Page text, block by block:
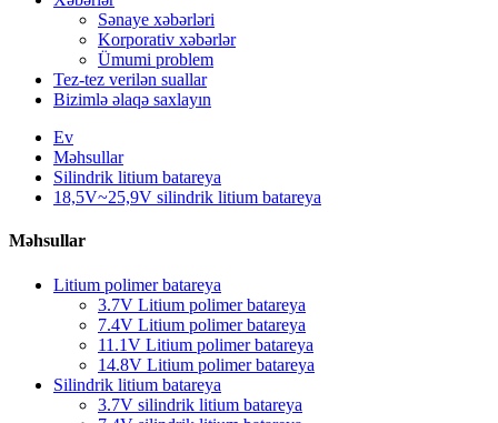
Sənaye xəbərləri
Korporativ xəbərlər
Ümumi problem
Tez-tez verilən suallar
Bizimlə əlaqə saxlayın
Ev
Məhsullar
Silindrik litium batareya
18,5V~25,9V silindrik litium batareya
Məhsullar
Litium polimer batareya
3.7V Litium polimer batareya
7.4V Litium polimer batareya
11.1V Litium polimer batareya
14.8V Litium polimer batareya
Silindrik litium batareya
3.7V silindrik litium batareya